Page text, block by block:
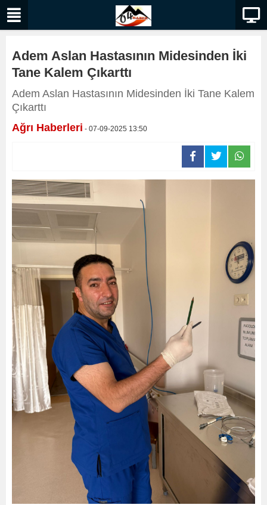
Adem Aslan Hastasının Midesinden İki
Tane Kalem Çıkarttı
Adem Aslan Hastasının Midesinden İki Tane Kalem
Çıkarttı
Ağrı Haberleri - 07-09-2025 13:50